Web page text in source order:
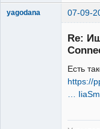
yagodana 07-09-
Re:
Есть
https://
…